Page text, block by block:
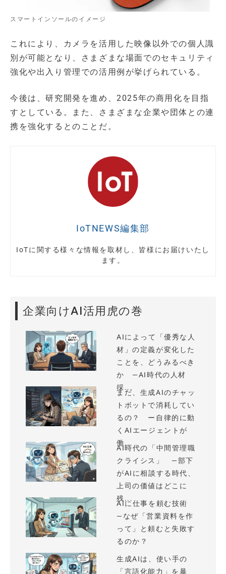
スマートインソールのイメージ
これにより、カメラを活用した映像以外での個人識
別が可能となり、さまざまな場面でのセキュリティ
強化や出入り管理での活用例が挙げられている。
今後は、研究開発を進め、2025年の商用化を目指
すとしている。また、さまざまな企業や団体との連
携を強化するとのことだ。
IoTNEWS編集部
IoTに関する様々な情報を取材し、皆様にお届けいたし
ます。
企業向けAI活用虎の巻
AIによって「優秀な人
材」の定義が変化した
ことを、どうみるべき
か —AI時代の人材
採...
まだ、生成AIのチャッ
トボットで消耗してい
るの？ ー自律的に動
くAIエージェントが
働...
AI時代の「中間管理職
クライシス」 —部下
がAIに相談する時代、
上司の価値はどこに
残...
AIに仕事を頼む技術
—なぜ「営業資料を作
って」と頼むと失敗す
るのか？
生成AIは、使い手の
「言語化能力」を暴